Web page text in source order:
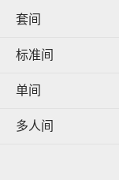
套间
标准间
单间
多人间